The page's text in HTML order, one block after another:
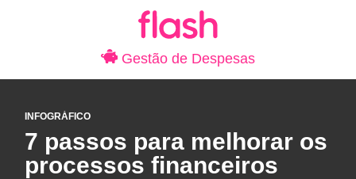
Gestão de Despesas
INFOGRÁFICO
7 passos para melhorar os
processos financeiros